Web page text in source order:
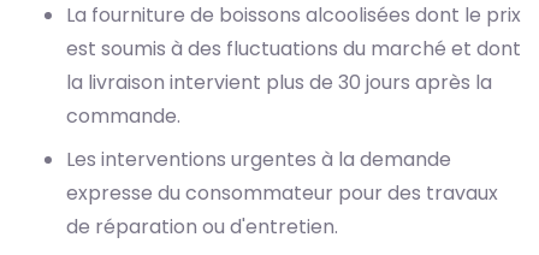
La fourniture de boissons alcoolisées dont le prix
est soumis à des fluctuations du marché et dont
la livraison intervient plus de 30 jours après la
commande.
Les interventions urgentes à la demande
expresse du consommateur pour des travaux
de réparation ou d'entretien.